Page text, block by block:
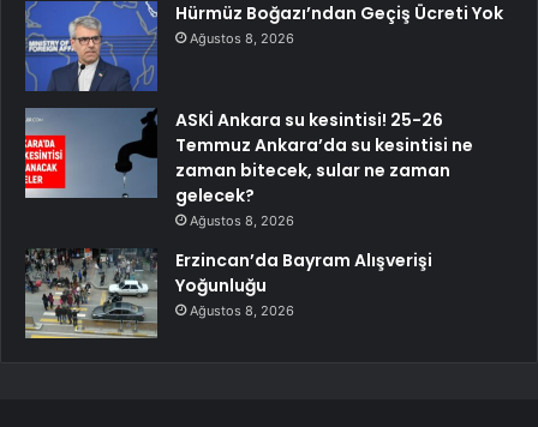
Hürmüz Boğazı’ndan Geçiş Ücreti Yok
Ağustos 8, 2026
ASKİ Ankara su kesintisi! 25-26
Temmuz Ankara’da su kesintisi ne
zaman bitecek, sular ne zaman
gelecek?
Ağustos 8, 2026
Erzincan’da Bayram Alışverişi
Yoğunluğu
Ağustos 8, 2026